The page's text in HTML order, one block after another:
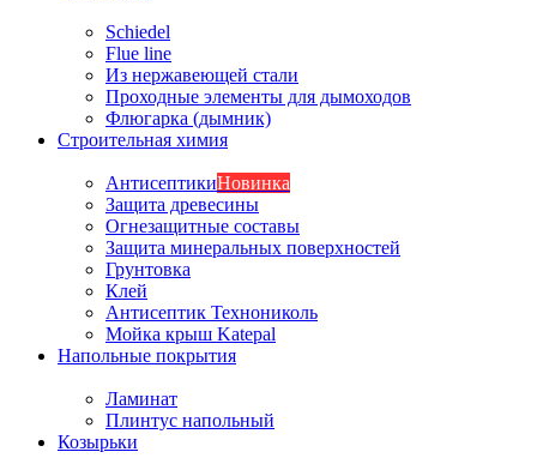
Schiedel
Flue line
Из нержавеющей стали
Проходные элементы для дымоходов
Флюгарка (дымник)
Строительная химия
АнтисептикиНовинка
Защита древесины
Огнезащитные составы
Защита минеральных поверхностей
Грунтовка
Клей
Антисептик Технониколь
Мойка крыш Katepal
Напольные покрытия
Ламинат
Плинтус напольный
Козырьки